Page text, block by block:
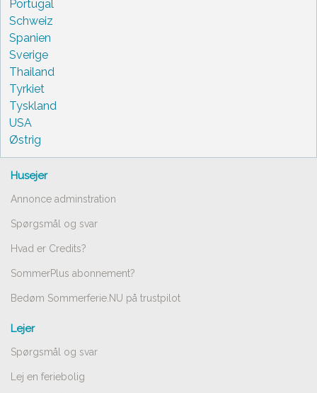
Portugal
Schweiz
Spanien
Sverige
Thailand
Tyrkiet
Tyskland
USA
Østrig
Husejer
Annonce adminstration
Spørgsmål og svar
Hvad er Credits?
SommerPlus abonnement?
Bedøm Sommerferie.NU på trustpilot
Lejer
Spørgsmål og svar
Lej en feriebolig